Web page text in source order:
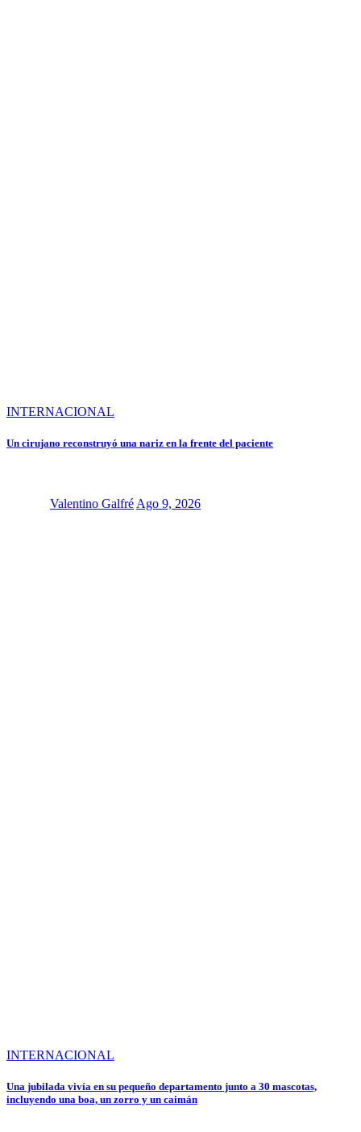
INTERNACIONAL
Un cirujano reconstruyó una nariz en la frente del paciente
Valentino Galfré Ago 9, 2026
INTERNACIONAL
Una jubilada vivía en su pequeño departamento junto a 30 mascotas,
incluyendo una boa, un zorro y un caimán